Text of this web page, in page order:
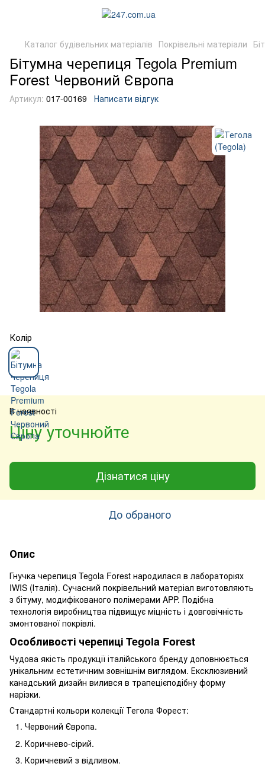
Каталог будівельних матеріалів Покрівельні матеріали
Бітумна черепиця Tegola Premium
Forest Червоний Європа
Артикул: 017-00169 Написати відгук
Колір
В наявності
Ціну уточнюйте
Дізнатися ціну
До обраного
Опис
Гнучка черепиця Tegola Forest народилася в лабораторіях
IWIS (Італія). Сучасний покрівельний матеріал виготовляють
з бітуму, модифікованого полімерами APP. Подібна
технологія виробництва підвищує міцність і довговічність
змонтованої покрівлі.
Особливості черепиці Tegola Forest
Чудова якість продукції італійського бренду доповнюється
унікальним естетичним зовнішнім виглядом. Ексклюзивний
канадський дизайн вилився в трапецієподібну форму
нарізки.
Стандартні кольори колекції Тегола Форест:
Червоний Європа.
Коричнево-сірий.
Коричневий з відливом.